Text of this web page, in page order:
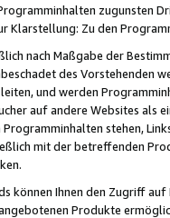
zugunsten
Klarstellung: Zu den
nach Maßgabe der
des Vorstehenden
und werden
auf andere Websites als
stehen,
mit der betreffenden
können Ihnen den Zugriff
Produkte